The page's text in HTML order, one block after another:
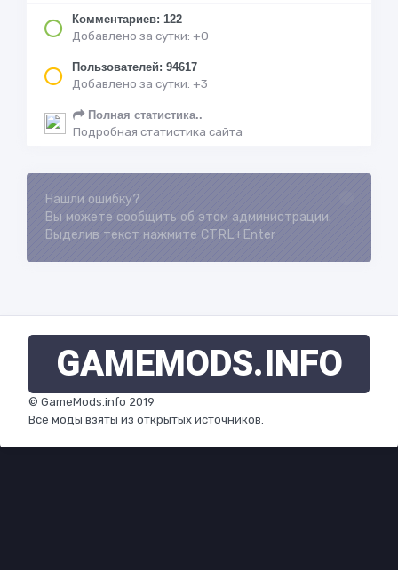
Комментариев: 122
Добавлено за сутки: +0
Пользователей: 94617
Добавлено за сутки: +3
Полная статистика..
Подробная статистика сайта
Нашли ошибку?
Вы можете сообщить об этом администрации.
Выделив текст нажмите CTRL+Enter
GAMEMODS.INFO
© GameMods.info 2019
Все моды взяты из открытых источников.